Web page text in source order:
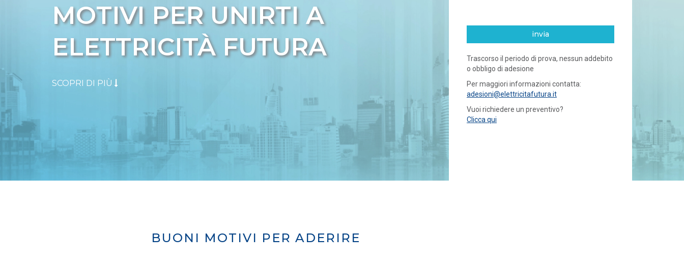
MOTIVI PER UNIRTI A
ELETTRICITÀ FUTURA
SCOPRI DI PIÙ
invia
Trascorso il periodo di prova, nessun addebito
o obbligo di adesione
Per maggiori informazioni contatta:
adesioni@elettricitafutura.it
Vuoi richiedere un preventivo?
Clicca qui
BUONI MOTIVI PER ADERIRE